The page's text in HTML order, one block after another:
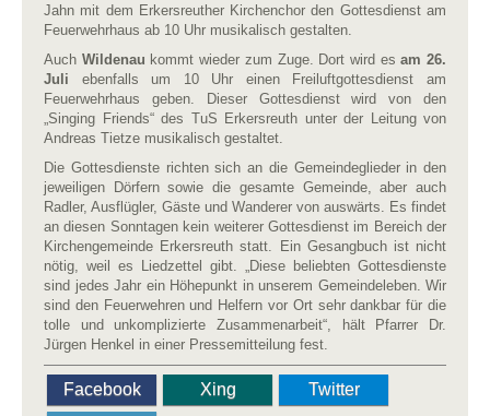
Jahn mit dem Erkersreuther Kirchenchor den Gottesdienst am
Feuerwehrhaus ab 10 Uhr musikalisch gestalten.
Auch Wildenau kommt wieder zum Zuge. Dort wird esam 26.
Juli ebenfalls um 10 Uhr einen Freiluftgottesdienst am
Feuerwehrhaus geben. Dieser Gottesdienst wird von den
„Singing Friends“ des TuS Erkersreuth unter der Leitung von
Andreas Tietze musikalisch gestaltet.
Die Gottesdienste richten sich an die Gemeindeglieder in den
jeweiligen Dörfern sowie die gesamte Gemeinde, aber auch
Radler, Ausflügler, Gäste und Wanderer von auswärts. Es findet
an diesen Sonntagen kein weiterer Gottesdienst im Bereich der
Kirchengemeinde Erkersreuth statt. Ein Gesangbuch ist nicht
nötig, weil es Liedzettel gibt. „Diese beliebten Gottesdienste
sind jedes Jahr ein Höhepunkt in unserem Gemeindeleben. Wir
sind den Feuerwehren und Helfern vor Ort sehr dankbar für die
tolle und unkomplizierte Zusammenarbeit“, hält Pfarrer Dr.
Jürgen Henkel in einer Pressemitteilung fest.
Facebook Xing
Twitter